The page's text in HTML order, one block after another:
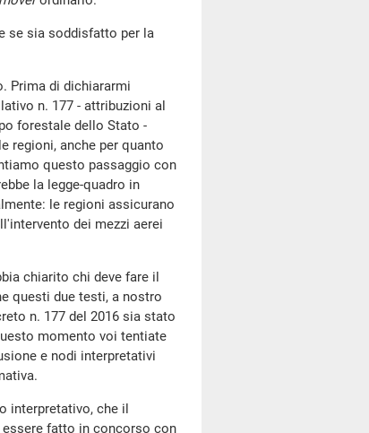
se sia soddisfatto per la
Prima di dichiararmi
n. 177 - attribuzioni al
forestale dello Stato -
regioni, anche per quanto
questo passaggio con
la legge-quadro in
le regioni assicurano
dei mezzi aerei
chiarito chi deve fare il
questi due testi, a nostro
n. 177 del 2016 sia stato
momento voi tentiate
e nodi interpretativi
interpretativo, che il
fatto in concorso con